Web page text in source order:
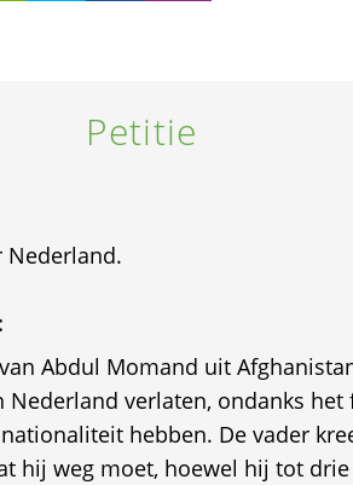
Petitie
Nederland.
Abdul Momand uit
Nederland verlaten, ondanks het
hebben. De vader
hij weg moet, hoewel hij tot